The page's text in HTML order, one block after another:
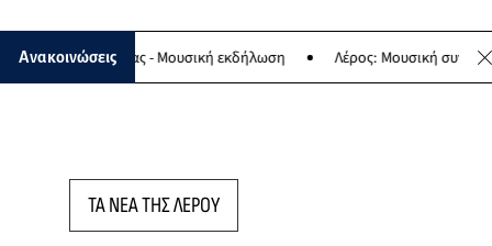
Ανακοινώσεις
της Παναγίας - Μουσική εκδήλωση Λέρος: Μουσική συναυλία
ΤΑ ΝΕΑ ΤΗΣ ΛΕΡΟΥ